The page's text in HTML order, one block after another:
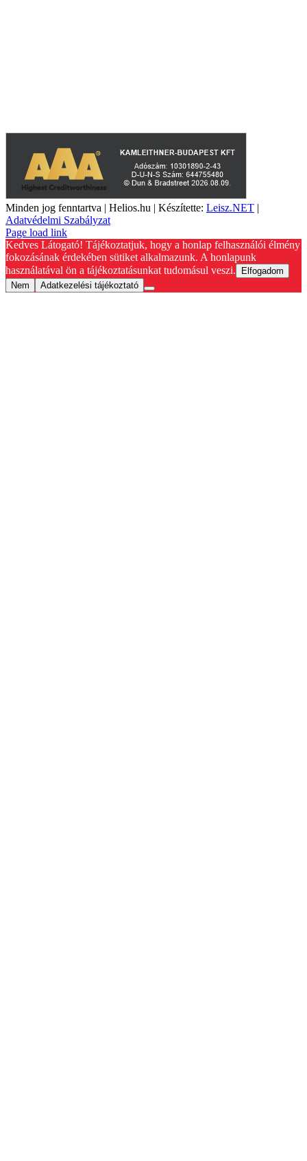
Minden jog fenntartva | Helios.hu | Készítette: Leisz.NET |
Adatvédelmi Szabályzat
YouTube
Facebook
Page load link
Kedves Látogató! Tájékoztatjuk, hogy a honlap felhasználói élmény
fokozásának érdekében sütiket alkalmazunk. A honlapunk
használatával ön a tájékoztatásunkat tudomásul veszi.
Elfogadom
Nem
Adatkezelési tájékoztató